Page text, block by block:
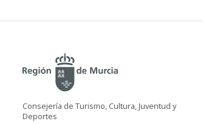
Consejería de Turismo, Cultura, Juventud y
Deportes